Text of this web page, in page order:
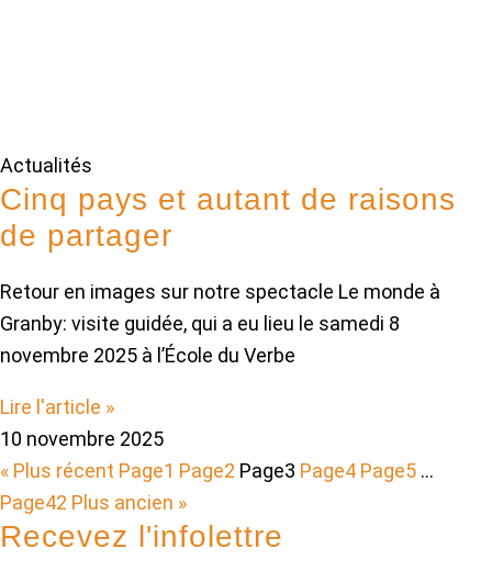
Actualités
Cinq pays et autant de raisons
de partager
Retour en images sur notre spectacle Le monde à
Granby: visite guidée, qui a eu lieu le samedi 8
novembre 2025 à l’École du Verbe
Lire l'article »
10 novembre 2025
« Plus récent Page1 Page2 Page3 Page4 Page5 …
Page42 Plus ancien »
Recevez l'infolettre